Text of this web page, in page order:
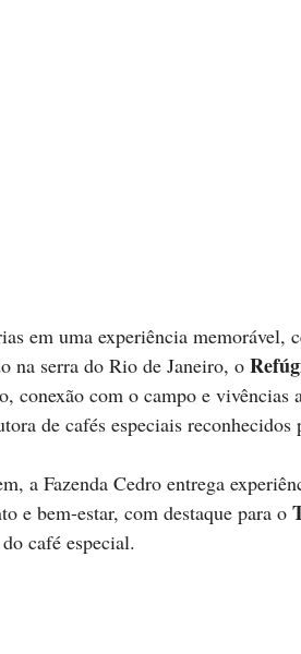
em uma experiência memorável,
na serra do Rio de Janeiro, o
conexão com o campo e vivências
de cafés especiais reconhecidos
a Fazenda Cedro entrega
e bem-estar, com destaque para o
café especial.